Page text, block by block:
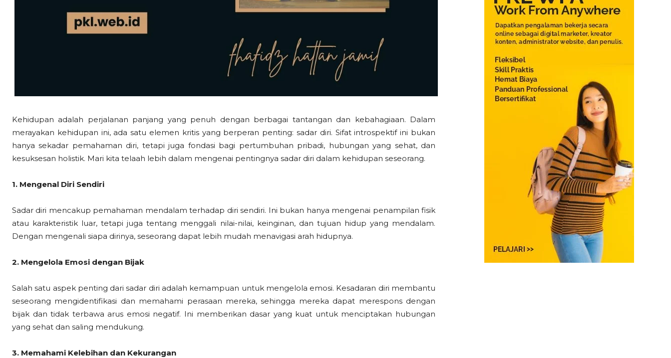
Kehidupan adalah perjalanan panjang yang penuh dengan berbagai tantangan dan kebahagiaan. Dalam
merayakan kehidupan ini, ada satu elemen kritis yang berperan penting: sadar diri. Sifat introspektif ini bukan
hanya sekadar pemahaman diri, tetapi juga fondasi bagi pertumbuhan pribadi, hubungan yang sehat, dan
kesuksesan holistik. Mari kita telaah lebih dalam mengenai pentingnya sadar diri dalam kehidupan seseorang.
1. Mengenal Diri Sendiri
Sadar diri mencakup pemahaman mendalam terhadap diri sendiri. Ini bukan hanya mengenai penampilan fisik
atau karakteristik luar, tetapi juga tentang menggali nilai-nilai, keinginan, dan tujuan hidup yang mendalam.
Dengan mengenali siapa dirinya, seseorang dapat lebih mudah menavigasi arah hidupnya.
2. Mengelola Emosi dengan Bijak
Salah satu aspek penting dari sadar diri adalah kemampuan untuk mengelola emosi. Kesadaran diri membantu
seseorang mengidentifikasi dan memahami perasaan mereka, sehingga mereka dapat merespons dengan
bijak dan tidak terbawa arus emosi negatif. Ini memberikan dasar yang kuat untuk menciptakan hubungan
yang sehat dan saling mendukung.
3. Memahami Kelebihan dan Kekurangan